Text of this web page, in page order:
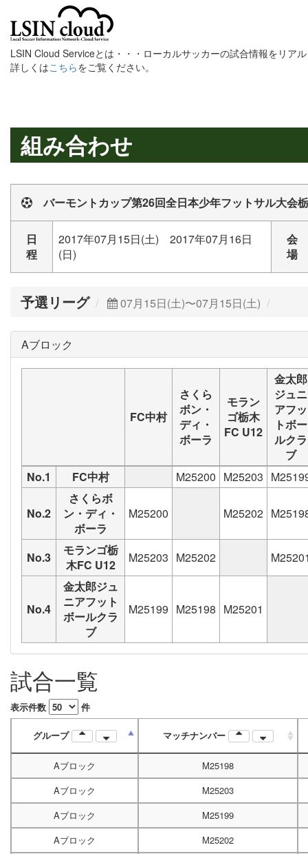
LSIN Cloud Serviceとは・・・ローカルサッカーの試合情報をリアル
詳しくはこちらをご覧ください。
組み合わせ
バーモントカップ第26回全日本少年フットサル大会
日
程
2017年07月15日(土) 2017年07月16日
(日)
会
場
予選リーグ 07月15日(土)〜07月15日(土)
Aブロック
FC中村
さくら
ボン・
ディ・
ボーラ
モラン
ゴ栃木
FC U12
金太郎
ジュニ
アフッ
トボー
ルクラ
ブ
No.1
FC中村 M25200 M25203
No.2
さくらボ
ン・ディ・
ボーラ
M25200 M25202
No.3
モランゴ栃
木FC U12
M25203 M25202 M25201
No.4
金太郎ジュ
ニアフット
ボールクラ
ブ
M25199 M25198 M25201
試合一覧
表示件数 件
グループ マッチナンバー
Aブロック M25198
Aブロック
M25203
Aブロック
M25199
Aブロック
M25202